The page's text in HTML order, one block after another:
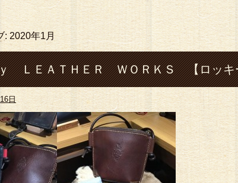
:2020年1月
ＬＥＡＴＨＥＲ ＷＯＲＫＳ 【ロッキ
ークポシェット#熊本#菊池市# 七城
#ロングウォレッ ト#コインケース#バッグ
シルバー アクセサリー#バングル#フェ
日